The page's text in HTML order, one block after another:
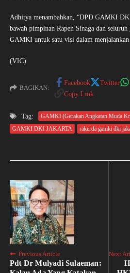
Adhitya menambahkan, “DPD GAMKI
bawah pimpinan Rapen Sinaga dan
GAMKI untuk satu visi dalam menjalankan
(VIC)
BAGIKAN:
Facebook Twitter
Copy Link
Tag:
GAMKI (Gerakan Angkatan Muda
GAMKI DKI JAKARTA
rakerda gamki dki
Previous Article
Pdt Dr Mulyadi Sulaeman:
Next